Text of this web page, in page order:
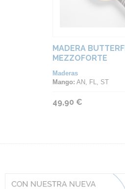
MADERA
MEZZOFORTE
Maderas
Mango: AN, FL, ST
49,90 €